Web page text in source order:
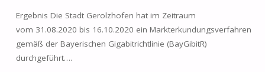
Ergebnis Die Stadt Gerolzhofen hat im Zeitraum
vom 31.08.2020 bis 16.10.2020 ein Markterkundungsverfahren
gemäß der Bayerischen Gigabitrichtlinie (BayGibitR)
durchgeführt….